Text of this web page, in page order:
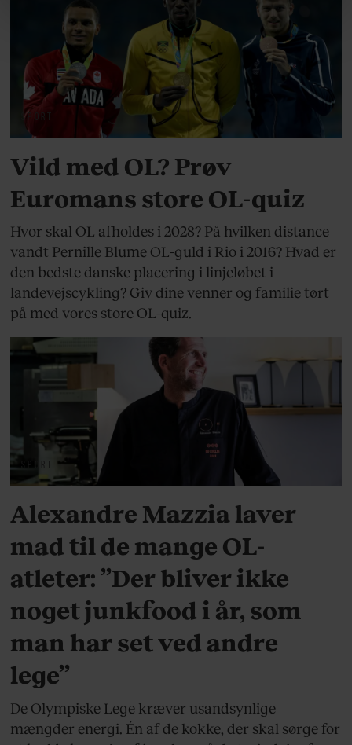
om vores brug af cookies, samarbejdspartnere og
behandling af dine personoplysninger i forbindelse
hermed i både vores
privatlivspolitik cookiepolitik
SPORT
Vild med OL? Prøv
Euromans store OL-quiz
Hvor skal OL afholdes i 2028? På hvilken distance
vandt Pernille Blume OL-guld i Rio i 2016? Hvad er
den bedste danske placering i linjeløbet i
landevejscykling? Giv dine venner og familie tørt
på med vores store OL-quiz.
Alexandre Mazzia laver
mad til de mange OL-
atleter: ”Der bliver ikke
noget junkfood i år, som
man har set ved andre
lege”
De Olympiske Lege kræver usandsynlige
mængder energi. Én af de kokke, der skal sørge for